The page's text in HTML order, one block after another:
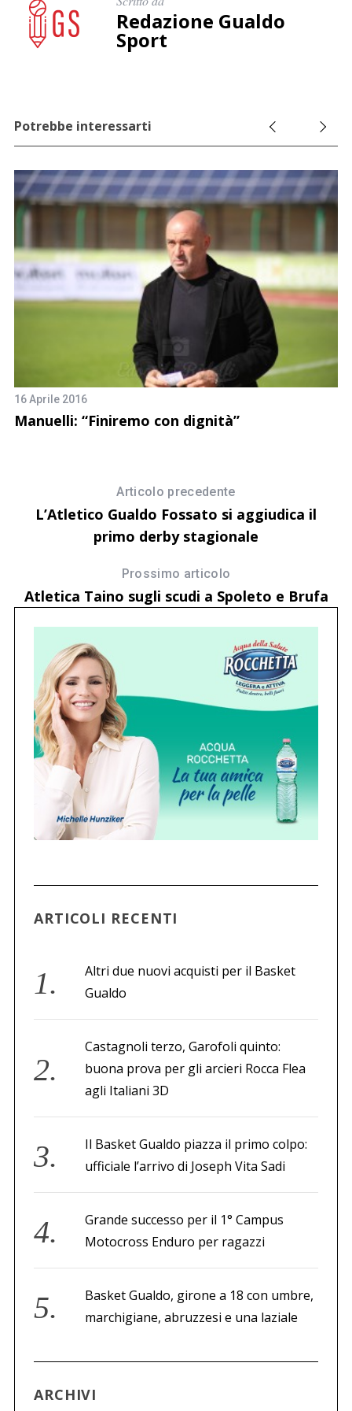
Redazione Gualdo
Sport
Potrebbe interessarti
16 Aprile 2016
Manuelli: “Finiremo con dignità”
Articolo precedente
L’Atletico Gualdo Fossato si aggiudica il
primo derby stagionale
Prossimo articolo
Atletica Taino sugli scudi a Spoleto e Brufa
ARTICOLI RECENTI
Altri due nuovi acquisti per il Basket
Gualdo
Castagnoli terzo, Garofoli quinto:
buona prova per gli arcieri Rocca Flea
agli Italiani 3D
Il Basket Gualdo piazza il primo colpo:
ufficiale l’arrivo di Joseph Vita Sadi
Grande successo per il 1° Campus
Motocross Enduro per ragazzi
Basket Gualdo, girone a 18 con umbre,
marchigiane, abruzzesi e una laziale
ARCHIVI